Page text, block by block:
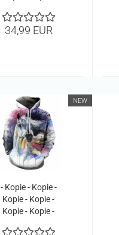
Kopie - Kopie -
Kopie - Kopie -
34,99 EUR
NEW
- Kopie - Kopie -
Kopie - Kopie -
Kopie - Kopie -